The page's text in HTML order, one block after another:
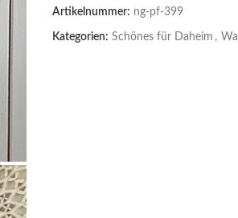
Artikelnummer: ng-pf-399
Kategorien: Schönes für Daheim ,